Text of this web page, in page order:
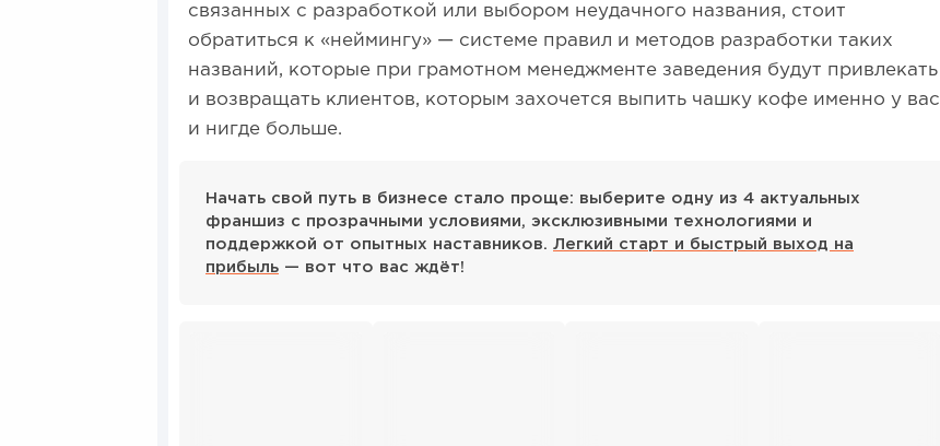
связанных с разработкой или выбором неудачного названия, стоит
обратиться к «неймингу» — системе правил и методов разработки таких
названий, которые при грамотном менеджменте заведения будут привлекать
и возвращать клиентов, которым захочется выпить чашку кофе именно у вас
и нигде больше.
Начать свой путь в бизнесе стало проще: выберите одну из 4 актуальных
франшиз с прозрачными условиями, эксклюзивными технологиями и
поддержкой от опытных наставников. Легкий старт и быстрый выход на
прибыль — вот что вас ждёт!